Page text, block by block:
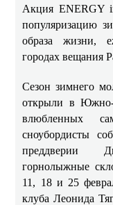
Акция ENERGY
популяризацию
образа жизни,
городах вещания
Сезон зимнего
открыли в Южно-
влюбленных
сноубордисты
преддверии
горнолыжные
11, 18 и 25
клуба Леонида